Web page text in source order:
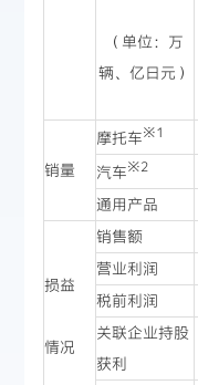
（单位：万
辆、亿日元）
销量
摩托车※1
汽车※2
通用产品
损益
情况
销售额
营业利润
税前利润
关联企业持股
获利